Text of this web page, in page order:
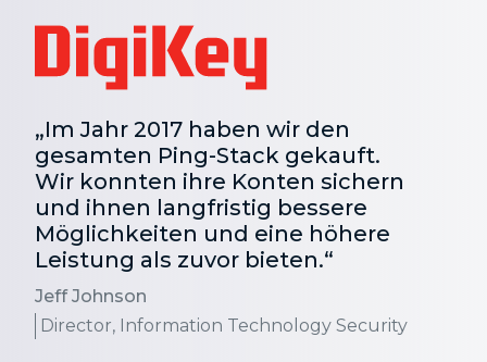
„Im Jahr 2017 haben wir den
gesamten Ping-Stack gekauft.
Wir konnten ihre Konten sichern
und ihnen langfristig bessere
Möglichkeiten und eine höhere
Leistung als zuvor bieten.“
Jeff Johnson
Director, Information Technology Security